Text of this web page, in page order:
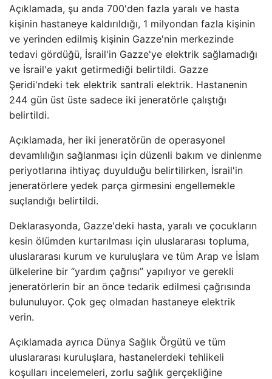
Açıklamada, şu anda 700'den fazla yaralı ve hasta
kişinin hastaneye kaldırıldığı, 1 milyondan fazla kişinin
ve yerinden edilmiş kişinin Gazze'nin merkezinde
tedavi gördüğü, İsrail'in Gazze'ye elektrik sağlamadığı
ve İsrail'e yakıt getirmediği belirtildi. Gazze
Şeridi'ndeki tek elektrik santrali elektrik. Hastanenin
244 gün üst üste sadece iki jeneratörle çalıştığı
belirtildi.
Açıklamada, her iki jeneratörün de operasyonel
devamlılığın sağlanması için düzenli bakım ve dinlenme
periyotlarına ihtiyaç duyulduğu belirtilirken, İsrail'in
jeneratörlere yedek parça girmesini engellemekle
suçlandığı belirtildi.
Deklarasyonda, Gazze'deki hasta, yaralı ve çocukların
kesin ölümden kurtarılması için uluslararası topluma,
uluslararası kurum ve kuruluşlara ve tüm Arap ve İslam
ülkelerine bir “yardım çağrısı” yapılıyor ve gerekli
jeneratörlerin bir an önce tedarik edilmesi çağrısında
bulunuluyor. Çok geç olmadan hastaneye elektrik
verin.
Açıklamada ayrıca Dünya Sağlık Örgütü ve tüm
uluslararası kuruluşlara, hastanelerdeki tehlikeli
koşulları incelemeleri, zorlu sağlık gerçekliğine